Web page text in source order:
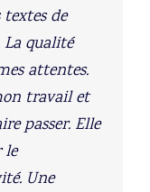
de
La qualité
attentes.
travail et
passer. Elle
le
Une